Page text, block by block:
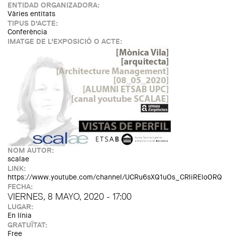
ENTIDAD ORGANIZADORA:
Vàries entitats
TIPUS D'ACTE:
Conferència
IMATGE DE L'EXPOSICIÓ O ACTE:
NOM AUTOR:
scalae
LINK:
https://www.youtube.com/channel/UCRu6sXQ1uOs_CRliREIoORQ
FECHA:
VIERNES, 8 MAYO, 2020 - 17:00
LUGAR:
En línia
GRATUÏTAT:
Free